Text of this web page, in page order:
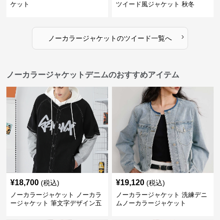
ケット
ツイード風ジャケット 秋冬
ノーカラージャケットのツイード一覧へ ›
ノーカラージャケットデニムのおすすめアイテム
¥18,700 (税込)
ノーカラージャケット ノーカラ
ージャケット 筆文字デザイン五
¥19,120 (税込)
ノーカラージャケット 洗練デニ
ムノーカラージャケット